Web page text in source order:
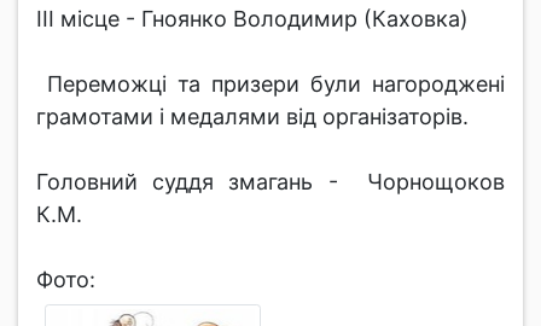
ІІІ місце - Гноянко Володимир (Каховка)
Переможці та призери були нагороджені
грамотами і медалями від організаторів.
Головний суддя змагань - Чорнощоков
К.М.
Фото: